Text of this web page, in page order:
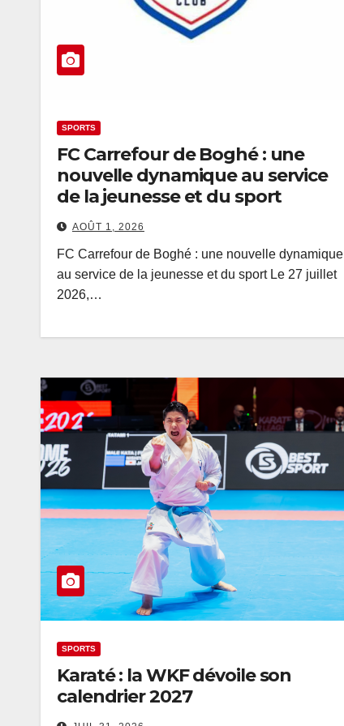
SPORTS
FC Carrefour de Boghé : une
nouvelle dynamique au service
de la jeunesse et du sport
AOÛT 1, 2026
FC Carrefour de Boghé : une nouvelle dynamique
au service de la jeunesse et du sport Le 27 juillet
2026,…
SPORTS
Karaté : la WKF dévoile son
calendrier 2027